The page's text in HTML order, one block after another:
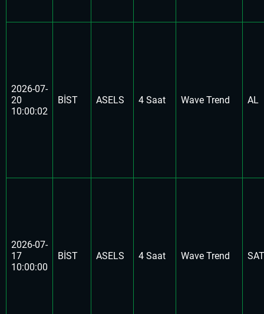
2026-07-
20
10:00:02
BİST ASELS 4 Saat Wave Trend AL
2026-07-
17
10:00:00
BİST ASELS 4 Saat Wave Trend SAT